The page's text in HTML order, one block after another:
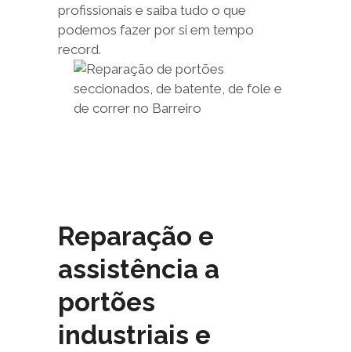
profissionais e saiba tudo o que
podemos fazer por si em tempo
record.
Reparação e
assistência a
portões
industriais e